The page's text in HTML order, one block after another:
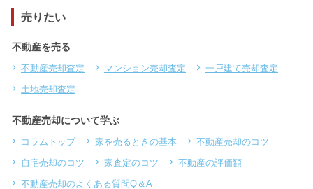
売りたい
不動産を売る
不動産売却査定 マンション売却査定
一戸建て売却査定
土地売却査定
不動産売却について学ぶ
コラムトップ 家を売るときの基本
不動産売却のコツ
自宅売却のコツ
家査定のコツ
不動産の評価額
不動産売却のよくある質問Q＆A